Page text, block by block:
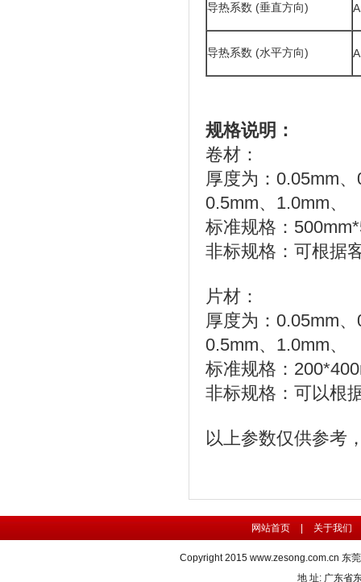
导热系数 (垂直方向)
导热系数 (水平方向)
规格说明：
卷材：
厚度为：0.05mm
0.5mm、1.0mm、
标准规格：
非标规格：可根据
片材：
厚度为：0.05mm
0.5mm、1.0mm、
标准规格：
非标规格：可以根
以上参数仅供参考
网站首页 关于我们
Copyright 2015 www.zesong.com.cn 东
地 址: 广东省